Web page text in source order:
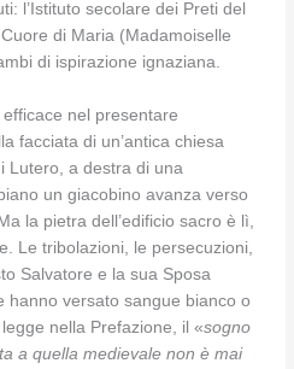
l’Istituto secolare dei Preti del
di Maria (Madamoiselle
di ispirazione ignaziana.
nel presentare
facciata di un’antica chiesa
Lutero, a destra di una
un giacobino avanza verso
la pietra dell’edificio sacro è lì,
Le tribolazioni, le persecuzioni,
Salvatore e la sua Sposa
hanno versato sangue bianco o
nella Prefazione, il «sogno
a quella medievale non è mai